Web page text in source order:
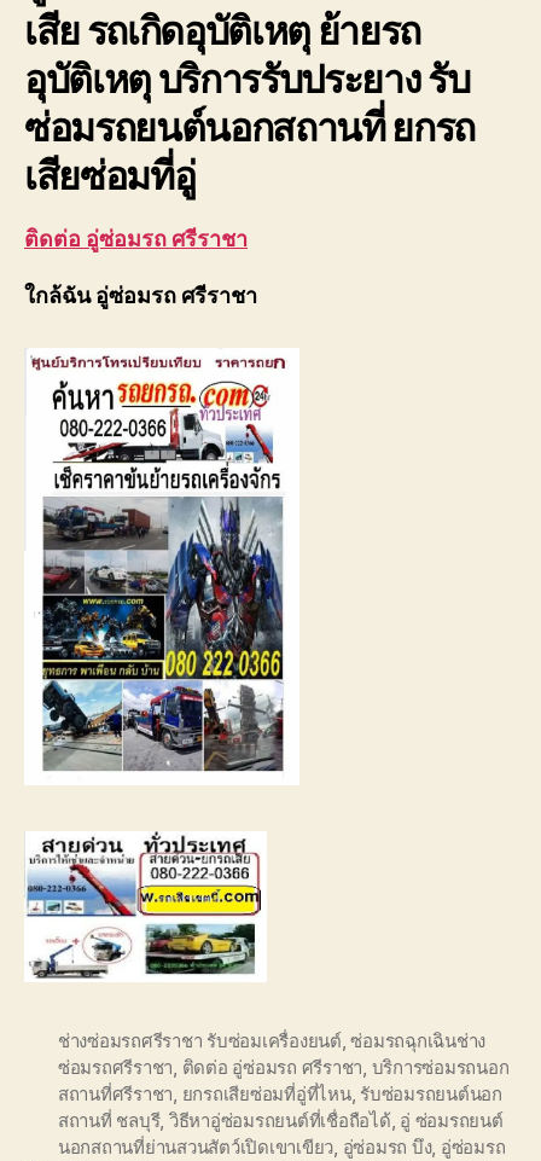
เสีย รถเกิดอุบัติเหตุ ย้ายรถ
อุบัติเหตุ บริการรับประยาง รับ
ซ่อมรถยนต์นอกสถานที่ ยกรถ
เสียซ่อมที่อู่
ติดต่อ อู่ซ่อมรถ ศรีราชา
ใกล้ฉัน อู่ซ่อมรถ ศรีราชา
ช่างซ่อมรถศรีราชา รับซ่อมเครื่องยนต์,ซ่อมรถฉุกเฉินช่าง
ซ่อมรถศรีราชา, ติดต่อ อู่ซ่อมรถ ศรีราชา, บริการซ่อมรถนอก
สถานที่ศรีราชา, ยกรถเสียซ่อมที่อู่ที่ไหน, รับซ่อมรถยนต์นอก
สถานที่ ชลบุรี, วิธีหาอู่ซ่อมรถยนต์ที่เชื่อถือได้, อู่ ซ่อมรถยนต์
นอกสถานที่ย่านสวนสัตว์เปิดเขาเขียว, อู่ซ่อมรถ บึง, อู่ซ่อมรถ